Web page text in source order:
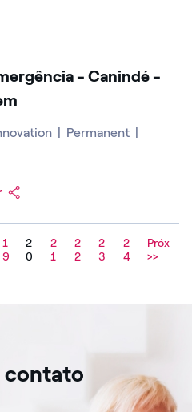
- Canindé -
Permanent
1
9
2
0
2
1
2
2
2
3
2
4
Próx
>>
contato